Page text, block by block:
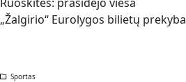
„Žalgirio“ Eurolygos bilietų prekyba
Sportas